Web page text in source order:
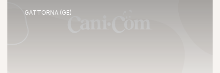
GATTORNA (GE)